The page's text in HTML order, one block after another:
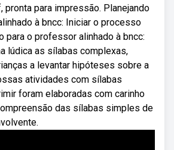
pronta para impressão. Planejando
à bncc: Iniciar o processo
para o professor alinhado à bncc:
lúdica as sílabas complexas,
a levantar hipóteses sobre a
atividades com sílabas
foram elaboradas com carinho
das sílabas simples de